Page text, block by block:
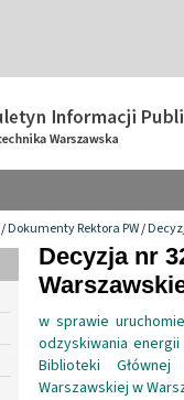
/Dokumenty Rektora PW/
Decyzja nr
w sprawie
odzyskiwania
Biblioteki
Warszawskiej w